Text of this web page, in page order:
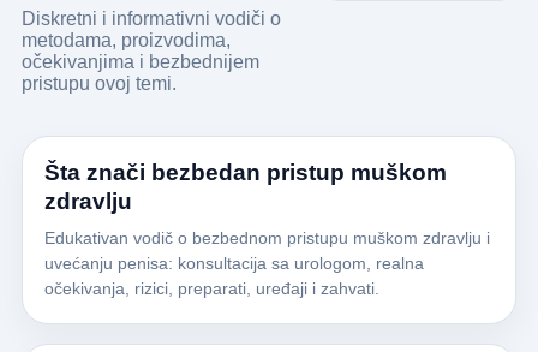
Diskretni i informativni vodiči o
metodama, proizvodima,
očekivanjima i bezbednijem
pristupu ovoj temi.
Šta znači bezbedan pristup muškom
zdravlju
Edukativan vodič o bezbednom pristupu muškom zdravlju i
uvećanju penisa: konsultacija sa urologom, realna
očekivanja, rizici, preparati, uređaji i zahvati.